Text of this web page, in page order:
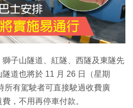
子山隧道、紅隧、西隧及東隧先
道也將於 11 月 26 日（星期
所有駕駛者可直接駛過收費廣
，不用再停車付款。